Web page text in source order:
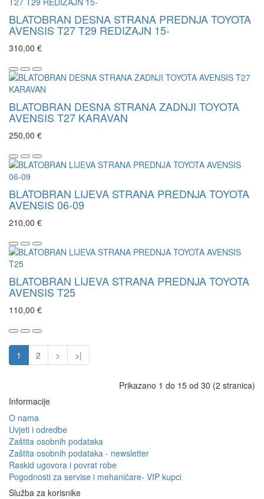
BLATOBRAN DESNA STRANA PREDNJA TOYOTA
AVENSIS T27 T29 REDIZAJN 15-
310,00 €
BLATOBRAN DESNA STRANA ZADNJI TOYOTA
AVENSIS T27 KARAVAN
250,00 €
BLATOBRAN LIJEVA STRANA PREDNJA TOYOTA
AVENSIS 06-09
210,00 €
BLATOBRAN LIJEVA STRANA PREDNJA TOYOTA
AVENSIS T25
110,00 €
1 2 > >|
Prikazano 1 do 15 od 30 (2 stranica)
Informacije
O nama
Uvjeti i odredbe
Zaštita osobnih podataka
Zaštita osobnih podataka - newsletter
Raskid ugovora i povrat robe
Pogodnosti za servise i mehaničare- VIP kupci
Služba za korisnike